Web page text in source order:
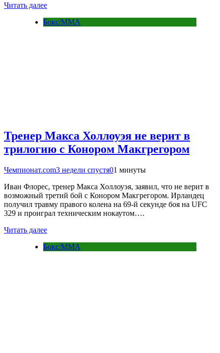
Читать далее
Бокс/MMA
Тренер Макса Холлоуэя не верит в
трилогию с Конором Макгрегором
Чемпионат.com3 недели спустя01 минуты
Иван Флорес, тренер Макса Холлоуэя, заявил, что не верит в
возможный третий бой с Конором Макгрегором. Ирландец
получил травму правого колена на 69-й секунде боя на UFC
329 и проиграл техническим нокаутом….
Читать далее
Бокс/MMA